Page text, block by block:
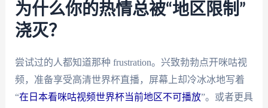
为什么你的热情总被“地区限制”
浇灭？
尝试过的人都知道那种 frustration。兴致勃勃点开咪咕视
频，准备享受高清世界杯直播，屏幕上却冷冰冰地写着
“在日本看咪咕视频世界杯当前地区不可播放”。或者更具